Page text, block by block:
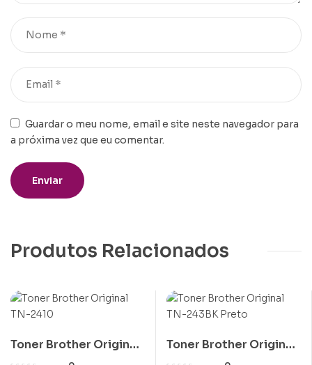
Guardar o meu nome, email e site neste navegador para
a próxima vez que eu comentar.
Produtos Relacionados
Toner Brother Original
TN-2410
Toner Brother Original
TN-243BK Preto